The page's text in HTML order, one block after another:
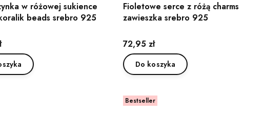
w różowej sukience
beads srebro 925
Fioletowe serce z różą charms
zawieszka srebro 925
Cena
72,95 zł
Do koszyka
Bestseller